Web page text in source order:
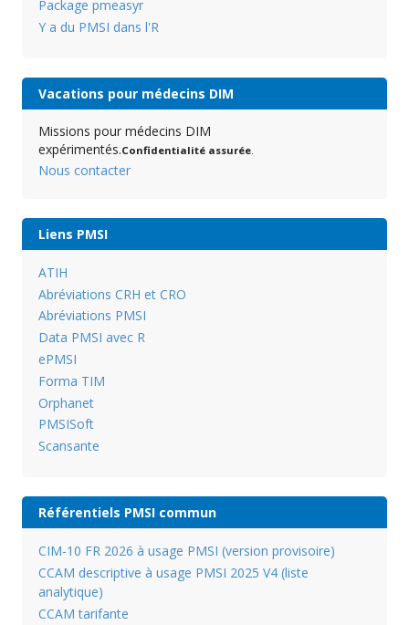
Package pmeasyr
Y a du PMSI dans l'R
Vacations pour médecins DIM
Missions pour médecins DIM
expérimentés.Confidentialité assurée.
Nous contacter
Liens PMSI
ATIH
Abréviations CRH et CRO
Abréviations PMSI
Data PMSI avec R
ePMSI
Forma TIM
Orphanet
PMSISoft
Scansante
Référentiels PMSI commun
CIM-10 FR 2026 à usage PMSI (version provisoire)
CCAM descriptive à usage PMSI 2025 V4 (liste
analytique)
CCAM tarifante